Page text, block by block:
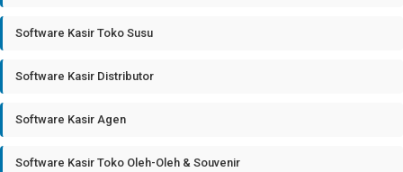
Software Kasir Toko Susu
Software Kasir Distributor
Software Kasir Agen
Software Kasir Toko Oleh-Oleh & Souvenir